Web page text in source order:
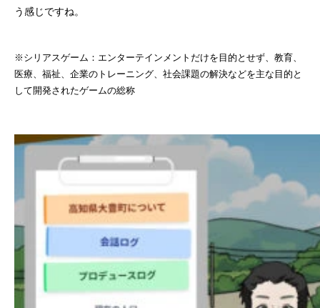
う感じですね。
※シリアスゲーム：エンターテインメントだけを目的とせず、教育、
医療、福祉、企業のトレーニング、社会課題の解決などを主な目的と
して開発されたゲームの総称